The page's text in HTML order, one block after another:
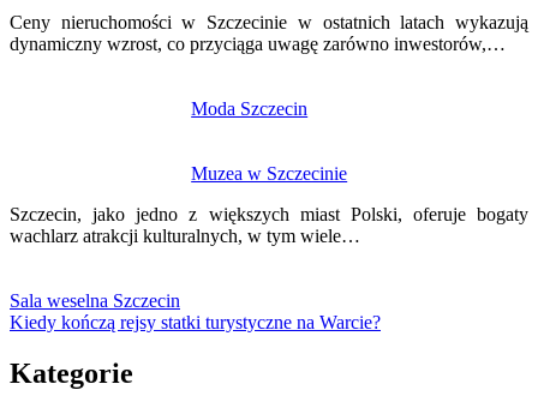
Ceny nieruchomości w Szczecinie w ostatnich latach wykazują
dynamiczny wzrost, co przyciąga uwagę zarówno inwestorów,…
Moda Szczecin
Muzea w Szczecinie
Szczecin, jako jedno z większych miast Polski, oferuje bogaty
wachlarz atrakcji kulturalnych, w tym wiele…
Sala weselna Szczecin
Kiedy kończą rejsy statki turystyczne na Warcie?
Kategorie